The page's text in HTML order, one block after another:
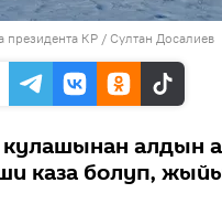
президента КР / Султан Досалиев
алдын
каза болуп,